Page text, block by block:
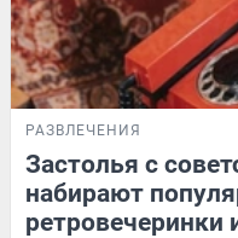
РАЗВЛЕЧЕНИЯ
Застолья с
набирают
ретровечеринки